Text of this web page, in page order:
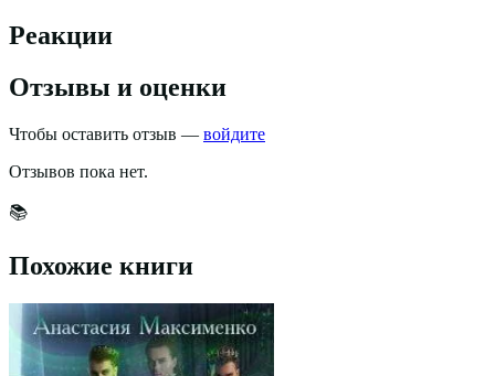
Реакции
Отзывы и оценки
Чтобы оставить отзыв — войдите
Отзывов пока нет.
📚
Похожие книги